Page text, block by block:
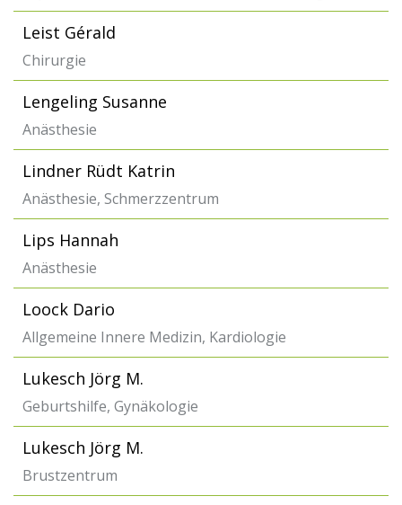
Leist Gérald
Chirurgie
Lengeling Susanne
Anästhesie
Lindner Rüdt Katrin
Anästhesie, Schmerzzentrum
Lips Hannah
Anästhesie
Loock Dario
Allgemeine Innere Medizin, Kardiologie
Lukesch Jörg M.
Geburtshilfe, Gynäkologie
Lukesch Jörg M.
Brustzentrum